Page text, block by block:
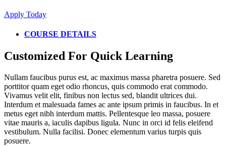
Apply Today
COURSE DETAILS
Customized For Quick Learning
Nullam faucibus purus est, ac maximus massa pharetra posuere. Sed
porttitor quam eget odio rhoncus, quis commodo erat commodo.
Vivamus velit elit, finibus non lectus sed, blandit ultrices dui.
Interdum et malesuada fames ac ante ipsum primis in faucibus. In et
metus eget nibh interdum mattis. Pellentesque leo massa, posuere
vitae mauris a, iaculis dapibus ligula. Nunc in orci id felis eleifend
vestibulum. Nulla facilisi. Donec elementum varius turpis quis
posuere.